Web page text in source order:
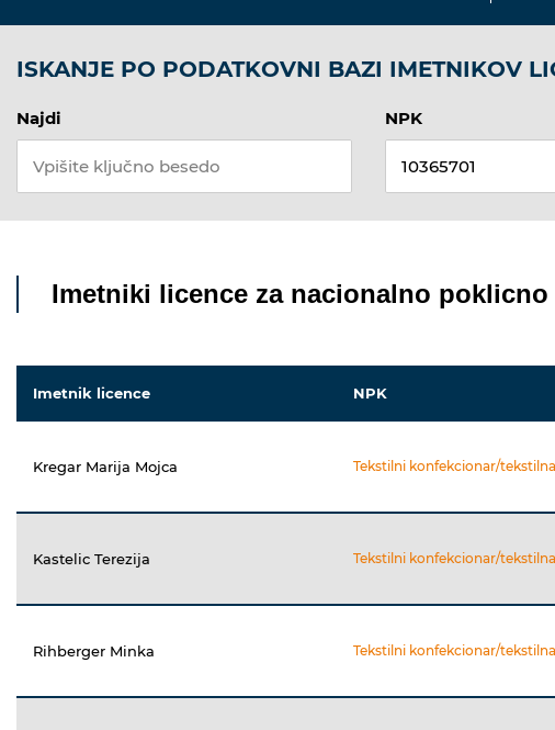
ISKANJE PO PODATKOVNI BAZI IMETNIKOV
Najdi NPK
Imetniki licence za nacionalno
Imetnik licence NPK
Kregar Marija Mojca Tekstilni konfekcionar/
Kastelic Terezija Tekstilni konfekcionar/
Rihberger Minka Tekstilni konfekcionar/